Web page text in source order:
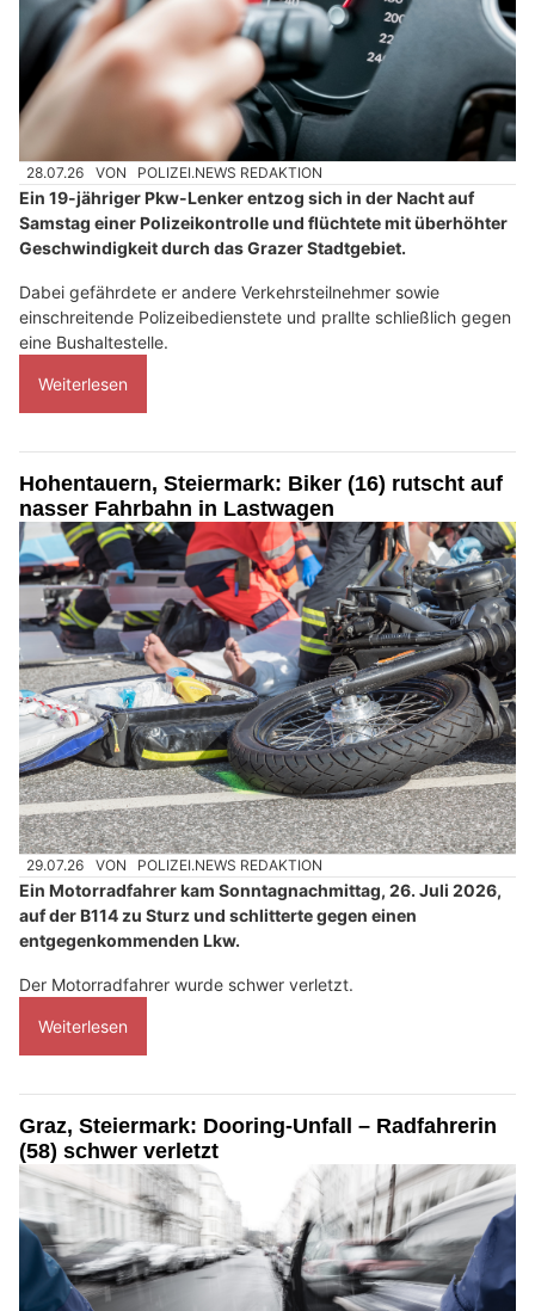
28.07.26 VON POLIZEI.NEWS REDAKTION
Ein 19-jähriger Pkw-Lenker entzog sich in der Nacht auf
Samstag einer Polizeikontrolle und flüchtete mit überhöhter
Geschwindigkeit durch das Grazer Stadtgebiet.
Dabei gefährdete er andere Verkehrsteilnehmer sowie
einschreitende Polizeibedienstete und prallte schließlich gegen
eine Bushaltestelle.
Weiterlesen
Hohentauern, Steiermark: Biker (16) rutscht auf
nasser Fahrbahn in Lastwagen
29.07.26 VON POLIZEI.NEWS REDAKTION
Ein Motorradfahrer kam Sonntagnachmittag, 26. Juli 2026,
auf der B114 zu Sturz und schlitterte gegen einen
entgegenkommenden Lkw.
Der Motorradfahrer wurde schwer verletzt.
Weiterlesen
Graz, Steiermark: Dooring-Unfall – Radfahrerin
(58) schwer verletzt